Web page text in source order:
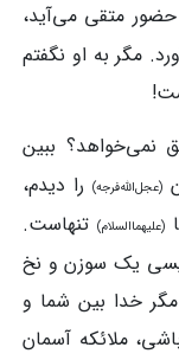
حضور متقی می‌آید،
مگر به او نگفتم
نمی‌خواهد؟ ببین
(عجل‌الله‌فرجه) را دیدم،
(علیهماالسلام) تنهاست.
عیسی یک سوزن و نخ
خدا بین شما و
ملائکه آسمان